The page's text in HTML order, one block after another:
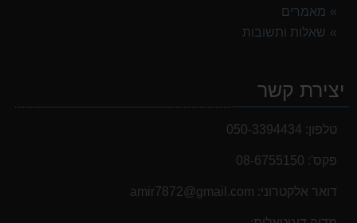
מאמרים
שאלות ותשובות
יצירת קשר
טלפון: 050-3394434
פקס': 08-6755150
דואר אלקטרוני: ‫amir7872@gmail.com‬